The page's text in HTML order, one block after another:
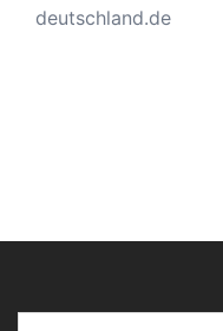
deutschland.de
Gib deine E-Mail-Adresse ein ...